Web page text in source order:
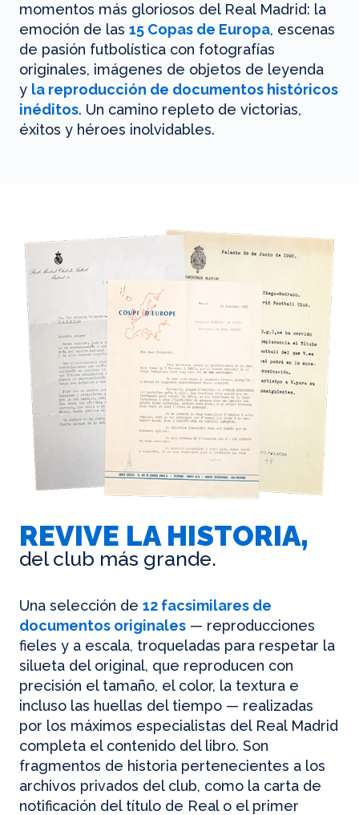
momentos más gloriosos del Real Madrid: la
emoción de las 15 Copas de Europa, escenas
de pasión futbolística con fotografías
originales, imágenes de objetos de leyenda
y la reproducción de documentos históricos
inéditos. Un camino repleto de victorias,
éxitos y héroes inolvidables.
REVIVE LA HISTORIA,
del club más grande.
Una selección de 12 facsimilares de
documentos originales — reproducciones
fieles y a escala, troqueladas para respetar la
silueta del original, que reproducen con
precisión el tamaño, el color, la textura e
incluso las huellas del tiempo — realizadas
por los máximos especialistas del Real Madrid
completa el contenido del libro. Son
fragmentos de historia pertenecientes a los
archivos privados del club, como la carta de
notificación del título de Real o el primer